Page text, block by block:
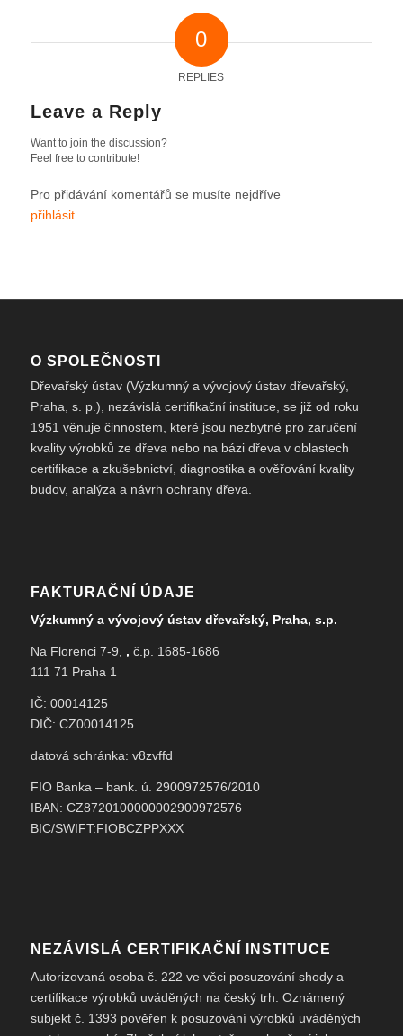
0
REPLIES
Leave a Reply
Want to join the discussion?
Feel free to contribute!
Pro přidávání komentářů se musíte nejdříve
přihlásit.
O SPOLEČNOSTI
Dřevařský ústav (Výzkumný a vývojový ústav dřevařský,
Praha, s. p.), nezávislá certifikační instituce, se již od roku
1951 věnuje činnostem, které jsou nezbytné pro zaručení
kvality výrobků ze dřeva nebo na bázi dřeva v oblastech
certifikace a zkušebnictví, diagnostika a ověřování kvality
budov, analýza a návrh ochrany dřeva.
FAKTURAČNÍ ÚDAJE
Výzkumný a vývojový ústav dřevařský, Praha, s.p.
Na Florenci 7-9, , č.p. 1685-1686
111 71 Praha 1
IČ: 00014125
DIČ: CZ00014125
datová schránka: v8zvffd
FIO Banka – bank. ú. 2900972576/2010
IBAN: CZ8720100000002900972576
BIC/SWIFT:FIOBCZPPXXX
NEZÁVISLÁ CERTIFIKAČNÍ INSTITUCE
Autorizovaná osoba č. 222 ve věci posuzování shody a
certifikace výrobků uváděných na český trh. Oznámený
subjekt č. 1393 pověřen k posuzování výrobků uváděných